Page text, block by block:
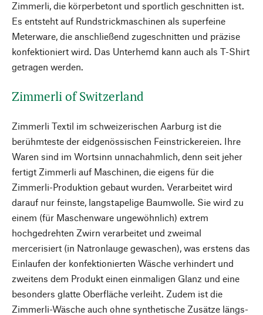
Zimmerli, die körperbetont und sportlich geschnitten ist.
Es entsteht auf Rundstrickmaschinen als superfeine
Meterware, die anschließend zugeschnitten und präzise
konfektioniert wird. Das Unterhemd kann auch als T-Shirt
getragen werden.
Zimmerli of Switzerland
Zimmerli Textil im schweizerischen Aarburg ist die
berühmteste der eidgenössischen Feinstrickereien. Ihre
Waren sind im Wortsinn unnachahmlich, denn seit jeher
fertigt Zimmerli auf Maschinen, die eigens für die
Zimmerli-Produktion gebaut wurden. Verarbeitet wird
darauf nur feinste, langstapelige Baumwolle. Sie wird zu
einem (für Maschenware ungewöhnlich) extrem
hochgedrehten Zwirn verarbeitet und zweimal
mercerisiert (in Natronlauge gewaschen), was erstens das
Einlaufen der konfektionierten Wäsche verhindert und
zweitens dem Produkt einen einmaligen Glanz und eine
besonders glatte Oberfläche verleiht. Zudem ist die
Zimmerli-Wäsche auch ohne synthetische Zusätze längs-